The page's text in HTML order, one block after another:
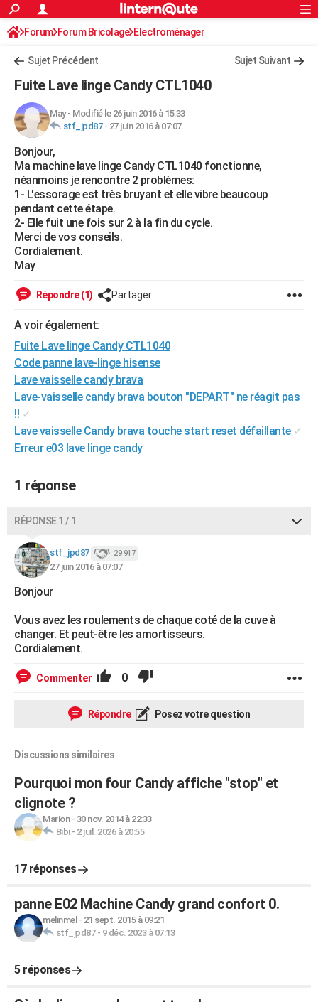
ACTUALITÉS
Politique
Société
Faits Divers
Education
Monde
Villes
+
FINANCE
Retraite
Impôts
Epargne
Immobilier
Risques naturels par ville
Banque
Assurance
Crédit
AUTO
Essais
Réserver un essai
Citadines
Berlines
SUV
Forum auto
+HIGH-TECH
Mobiles
Meilleur smartphone
Internet
Ordinateurs
Jeux vidéo
Guide high-tech
+BRICOLAGE
Forum
Aménagement intérieur
Extérieur
Cuisine
Salle de bains
Jardinage
Rangement
WEEK-END
Guides de France
Escapades
Patrimoine
Expositions
Musées
Week-end nature
+LIFESTYLE
Art de vivre
Bien-être
Loisirs
Modes de vie
Alimentation
Guide de la santé
Maladies
Médicaments
Sommeil
Destinations
City break
Voyage nature
Voyage de noces
Forum
Climat
+
GUIDES D'ACHAT
BONS PLANS
CARTE DE VOEUX
Carte de Noël
Carte Bonne année
Carte Saint-Valentin
Carte Pâques
Carte d'anniversaire
DICTIONNAIRE
PROGRAMME TV
FORUM
Bricolage
Lifestyle
Culture
Sport
Auto
Television
Voyage
Cinema
S'inscrire
Connexion
Forum Forum Bricolage Electroménager
Sujet Précédent Sujet Suivant
Fuite Lave linge Candy CTL1040
May- Modifié le 26 juin 2016 à 15:33
stf_jpd87- 27 juin 2016 à 07:07
Bonjour,
Ma machine lave linge Candy CTL1040 fonctionne,
néanmoins je rencontre 2 problèmes:
1- L'essorage est très bruyant et elle vibre beaucoup
pendant cette étape.
2- Elle fuit une fois sur 2 à la fin du cycle.
Merci de vos conseils.
Cordialement.
May
Répondre (1) Partager
A voir également:
Fuite Lave linge Candy CTL1040
Code panne lave-linge hisense
Lave vaisselle candy brava
Lave-vaisselle candy brava bouton "DEPART" ne réagit pas
!! ✓
Lave vaisselle Candy brava touche start reset défaillante ✓
Erreur e03 lave linge candy
1 réponse
RÉPONSE 1 / 1
stf_jpd87 29 917
27 juin 2016 à 07:07
Bonjour
Vous avez les roulements de chaque coté de la cuve à
changer. Et peut-être les amortisseurs.
Cordialement.
Commenter 0
Répondre Posez votre question
Discussions similaires
Pourquoi mon four Candy affiche "stop" et
clignote ?
Marion- 30 nov. 2014 à 22:33
Bibi- 2 juil. 2026 à 20:55
17 réponses
panne E02 Machine Candy grand confort 0.
melinmel - 21 sept. 2015 à 09:21
stf_jpd87- 9 déc. 2023 à 07:13
5 réponses